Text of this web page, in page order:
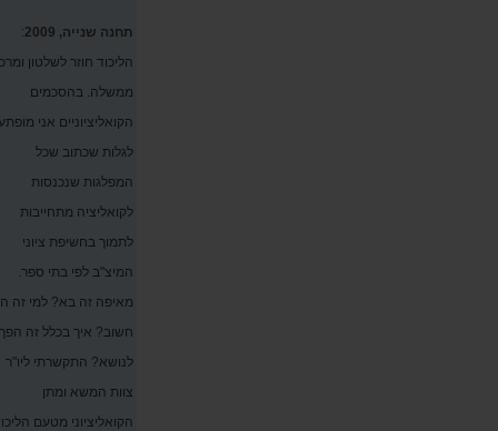
תחנה שנייה, 2009
:
הליכוד חוזר לשלטון
ממשלה. בהסכמים
הקואליציוניים אני
לגלות שכתוב שכל
המפלגות שנכנסות
לקואליציה מתחייבות
לתמוך בחשיפת ציוני
המיצ"ב לפי בתי ספר.
מאיפה זה בא? למי זה
חשוב? איך בכלל זה הפך
לנושא? התקשרתי ליו"ר
צוות המשא ומתן
הקואליציוני מטעם